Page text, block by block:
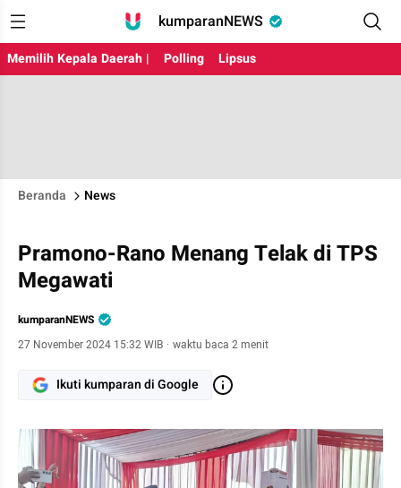
kumparanNEWS
Memilih Kepala Daerah | Polling Lipsus
Beranda News
Pramono-Rano Menang Telak di TPS
Megawati
kumparanNEWS
27 November 2024 15:32 WIB · waktu baca 2 menit
Ikuti kumparan di Google